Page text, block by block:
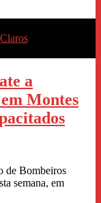
a
Montes
de Bombeiros
semana, em